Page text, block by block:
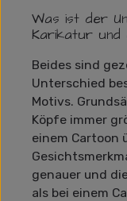
Was ist der
Karikatur und
Beides sind
Unterschied
Motivs.
Köpfe immer
einem Cartoon
genauer und
als bei einem